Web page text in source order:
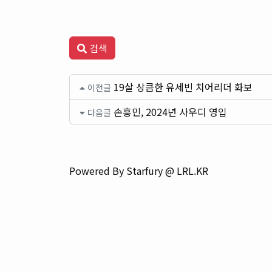
검색
이전글 19살 상큼한 유세빈 치어리더 화보
다음글 손흥민, 2024년 사우디 영입
Powered By Starfury @ LRL.KR